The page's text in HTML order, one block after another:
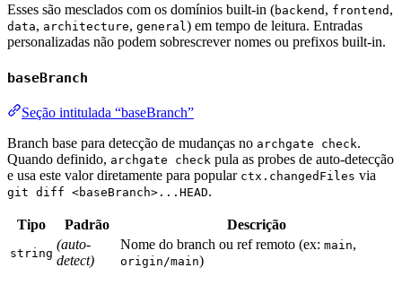
Esses são mesclados com os domínios built-in (backend , frontend ,
data, architecture, general ) em tempo de leitura. Entradas
personalizadas não podem sobrescrever nomes ou prefixos built-in.
baseBranch
Seção intitulada “baseBranch”
Branch base para detecção de mudanças no archgate check.
Quando definido, archgate check pula as probes de auto-detecção
e usa este valor diretamente para popular ctx.changedFiles via
git diff <baseBranch>...HEAD.
Tipo Padrão Descrição
string
(auto-
detect)
Nome do branch ou ref remoto (ex: main,
origin/main)